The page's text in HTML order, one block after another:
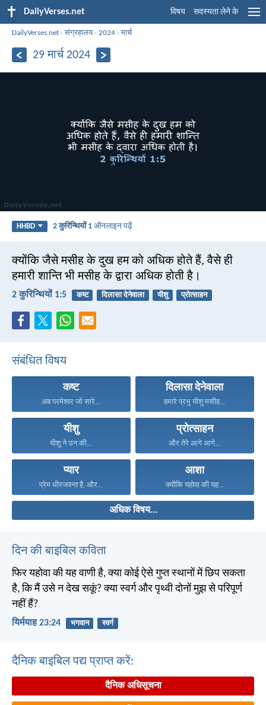
DailyVerses.net विषय सदस्यता लेने के
DailyVerses.net ›संग्रहालय›2024 ›मार्च
29 मार्च 2024
HHBD 2 कुरिन्थियों 1 ऑनलाइन पढ़ें
क्योंकि जैसे मसीह के दुख हम को अधिक होते हैं, वैसे ही
हमारी शान्ति भी मसीह के द्वारा अधिक होती है।
2 कुरिन्थियों 1:5 कष्ट दिलासा देनेवाला यीशु प्रोत्साहन
संबंधित विषय
कष्ट
अब परमेश्वर जो सारे...
दिलासा देनेवाला
हमारे प्रभु यीशु मसीह...
यीशु
यीशु ने उन की...
प्रोत्साहन
और तेरे आगे आगे...
प्यार
प्रेम धीरजवन्त है, और...
आशा
क्योंकि यहोवा की यह...
अधिक विषय...
दिन की बाइबिल कविता
फिर यहोवा की यह वाणी है, क्या कोई ऐसे गुप्त स्थानों में छिप सकता
है, कि मैं उसे न देख सकूं? क्या स्वर्ग और पृथ्वी दोनों मुझ से परिपूर्ण
नहीं हैं?
यिर्मयाह 23:24 भगवान स्वर्ग
दैनिक बाइबिल पद्य प्राप्त करें:
दैनिक अधिसूचना